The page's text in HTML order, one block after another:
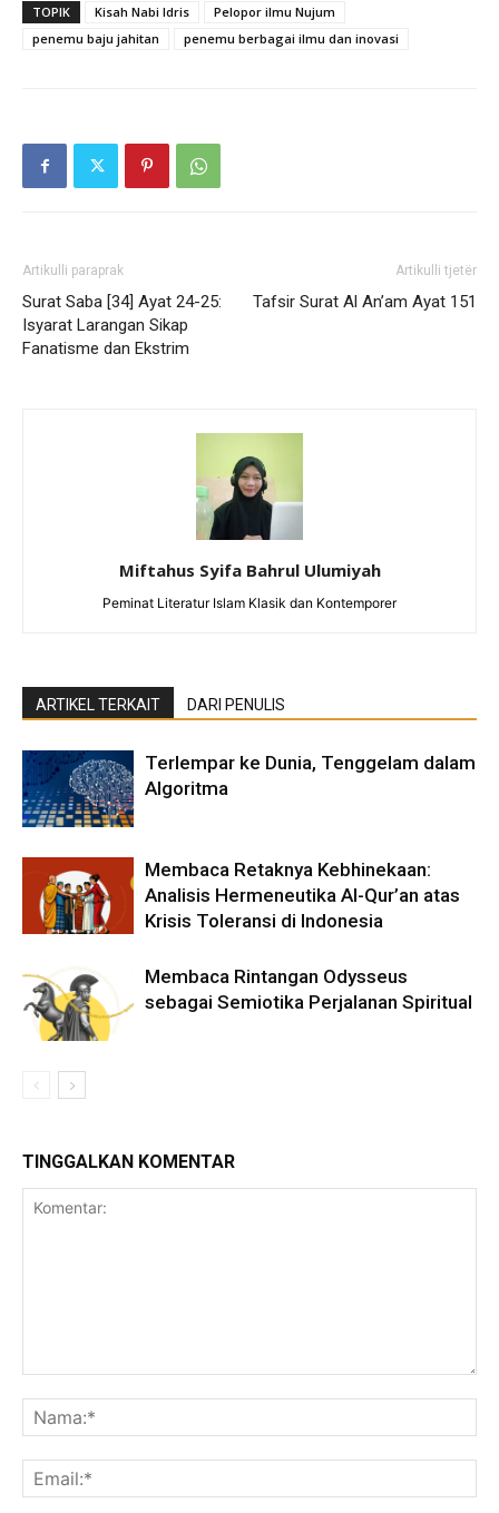
TOPIK Kisah Nabi Idris
Pelopor ilmu Nujum
penemu baju jahitan
penemu berbagai ilmu dan inovasi
Artikulli paraprak
Surat Saba [34] Ayat 24-25:
Isyarat Larangan Sikap
Fanatisme dan Ekstrim
Artikulli tjetër
Tafsir Surat Al An’am Ayat 151
Miftahus Syifa Bahrul Ulumiyah
Peminat Literatur Islam Klasik dan Kontemporer
ARTIKEL TERKAIT DARI PENULIS
Terlempar ke Dunia, Tenggelam dalam
Algoritma
Membaca Retaknya Kebhinekaan:
Analisis Hermeneutika Al-Qur’an atas
Krisis Toleransi di Indonesia
Membaca Rintangan Odysseus
sebagai Semiotika Perjalanan Spiritual
TINGGALKAN KOMENTAR